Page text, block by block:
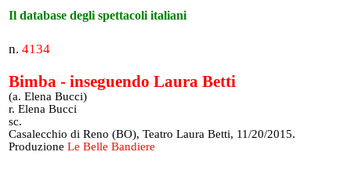
Il database degli spettacoli italiani
n. 4134
Bimba - inseguendo Laura Betti
(a. Elena Bucci)
r. Elena Bucci
sc.
Casalecchio di Reno (BO), Teatro Laura Betti, 11/20/2015.
Produzione Le Belle Bandiere